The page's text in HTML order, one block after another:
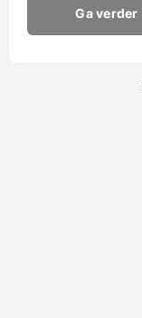
Ga verder